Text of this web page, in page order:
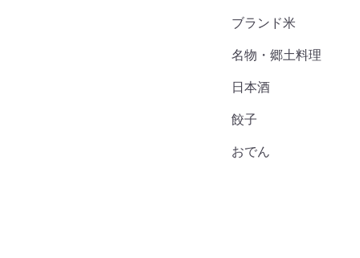
ブランド米
名物・郷土料理
日本酒
餃子
おでん